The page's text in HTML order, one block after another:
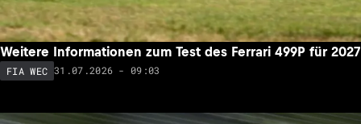
Weitere Informationen zum Test des Ferrari 499P für 2027
FIA WEC 31.07.2026 - 09:03